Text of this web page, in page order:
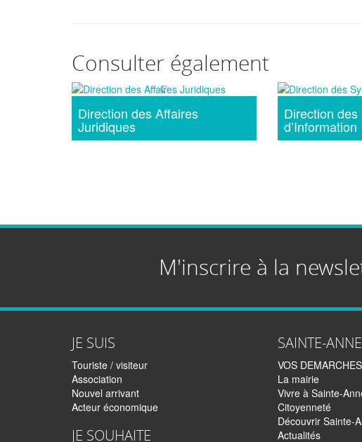
Consulter également
Direction des Affaires
Juridiques
Direction
d’Information
M'inscrire à la
JE SUIS
Touriste / visiteur
Association
Nouvel arrivant
Acteur économique
JE SOUHAITE
SAINTE-ANNE
VOS DEMARCHES
La mairie
Vivre à Sainte-
Citoyenneté
Découvrir Sainte-
Actualités